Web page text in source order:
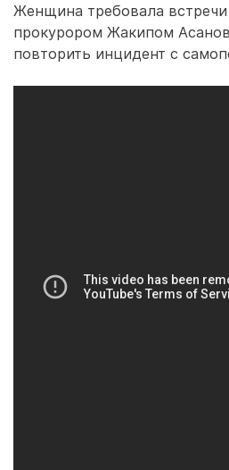
Женщина требовала
прокурором Жакипом
повторить инцидент с